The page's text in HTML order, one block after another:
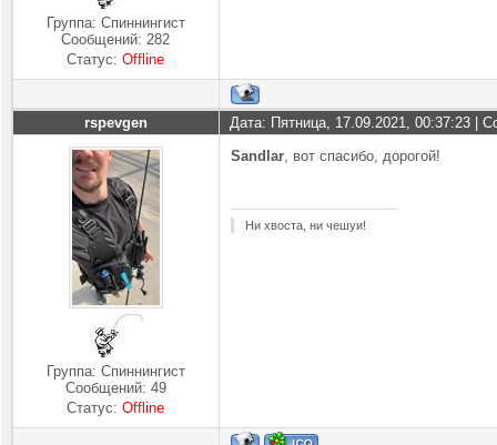
Группа: Спиннингист
Сообщений:282
Статус:Offline
rspevgen Дата: Пятница, 17.09.2021, 00:37:23 |
Группа: Спиннингист
Сообщений: 49
Статус:Offline
Sandlar, вот спасибо, дорогой!
Ни хвоста, ни чешуи!